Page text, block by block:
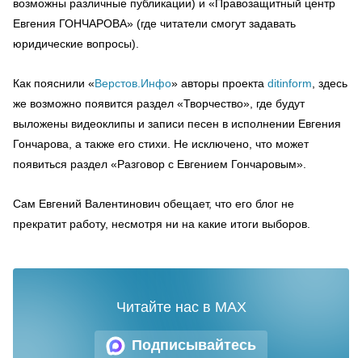
возможны различные публикации) и «Правозащитный центр
Евгения ГОНЧАРОВА» (где читатели смогут задавать
юридические вопросы).
Как пояснили «Верстов.Инфо» авторы проекта ditinform , здесь
же возможно появится раздел «Творчество», где будут
выложены видеоклипы и записи песен в исполнении Евгения
Гончарова, а также его стихи. Не исключено, что может
появиться раздел «Разговор с Евгением Гончаровым».
Сам Евгений Валентинович обещает, что его блог не
прекратит работу, несмотря ни на какие итоги выборов.
Подписывайтесь
Читайте нас в MAX